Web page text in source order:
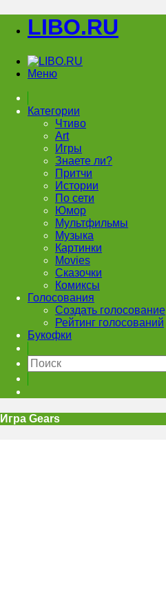
LIBO.RU
Меню
Категории
Чтиво
Art
Игры
Знаете ли?
Притчи
Истории
По сети
Юмор
Мультфильмы
Музыка
Картинки
Movies
Сказочки
Комиксы
Голосования
Создать голосование
Рейтинг голосований
Букофки
Игра Gears